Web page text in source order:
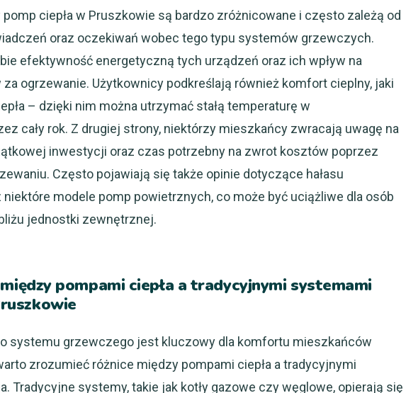
ciepła w Pruszkowie są bardzo zróżnicowane i często zależą od
oraz oczekiwań wobec tego typu systemów grzewczych.
efektywność energetyczną tych urządzeń oraz ich wpływ na
ogrzewanie. Użytkownicy podkreślają również komfort cieplny, jaki
– dzięki nim można utrzymać stałą temperaturę w
cały rok. Z drugiej strony, niektórzy mieszkańcy zwracają uwagę na
inwestycji oraz czas potrzebny na zwrot kosztów poprzez
Często pojawiają się także opinie dotyczące hałasu
modele pomp powietrznych, co może być uciążliwe dla osób
jednostki zewnętrznej.
pompami ciepła a tradycyjnymi systemami
systemu grzewczego jest kluczowy dla komfortu mieszkańców
zrozumieć różnice między pompami ciepła a tradycyjnymi
Tradycyjne systemy, takie jak kotły gazowe czy węglowe, opierają się